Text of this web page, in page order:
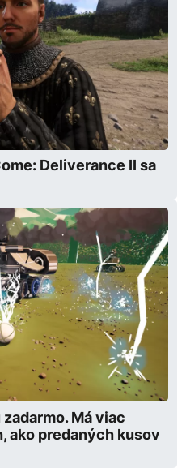
Deliverance II sa
Má viac
ako predaných kusov